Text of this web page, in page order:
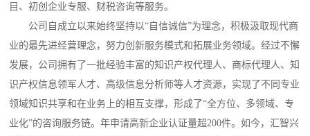
目、初创企业专服、财税咨询等服务。
公司自成立以来始终坚持以“自信诚信”为理念，积极汲取现代商
业的最先进经营理念，努力创新服务模式和拓展业务领域。经过不懈
发展，公司拥有了一批经验丰富的知识产权代理人、商标代理人、知
识产权信息领军人才、高级信息分析师等人才资源，实现了不同专业
领域知识共享和在业务上的相互支撑，形成了“全方位、多领域、专
业化”的咨询服务链。年申请高新企业认证量超200件。如今，汇智兴